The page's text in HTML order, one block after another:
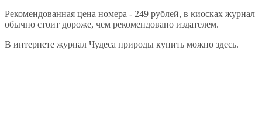
Рекомендованная цена номера - 249 рублей, в киосках журнал
обычно стоит дороже, чем рекомендовано издателем.
В интернете журнал Чудеса природы купить можно здесь.